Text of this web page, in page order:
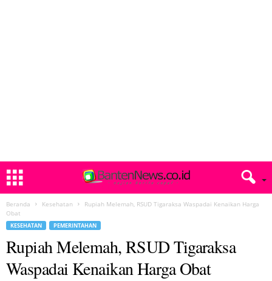
Beranda Kesehatan
Rupiah Melemah, RSUD Tigaraksa Waspadai Kenaikan Harga
Obat
KESEHATAN PEMERINTAHAN
Rupiah Melemah, RSUD Tigaraksa
Waspadai Kenaikan Harga Obat